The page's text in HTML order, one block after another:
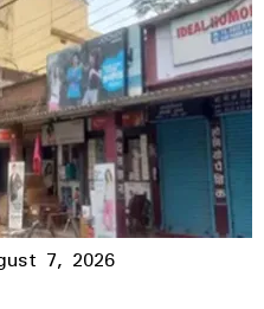
7, 2026